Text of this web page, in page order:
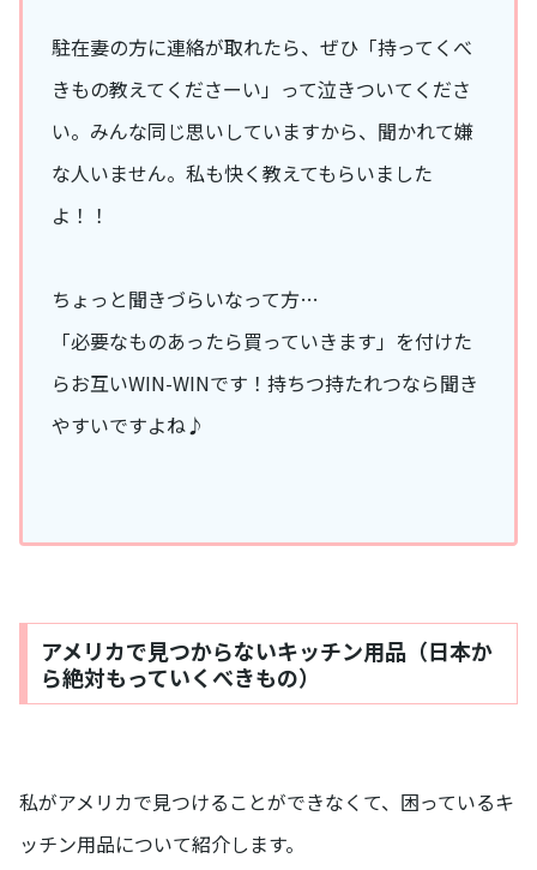
駐在妻の方に連絡が取れたら、ぜひ「持ってくべ
きもの教えてくださーい」って泣きついてくださ
い。みんな同じ思いしていますから、聞かれて嫌
な人いません。私も快く教えてもらいました
よ！！
ちょっと聞きづらいなって方…
「必要なものあったら買っていきます」を付けた
らお互いWIN-WINです！持ちつ持たれつなら聞き
やすいですよね♪
アメリカで見つからないキッチン用品（日本か
ら絶対もっていくべきもの）
私がアメリカで見つけることができなくて、困っているキ
ッチン用品について紹介します。